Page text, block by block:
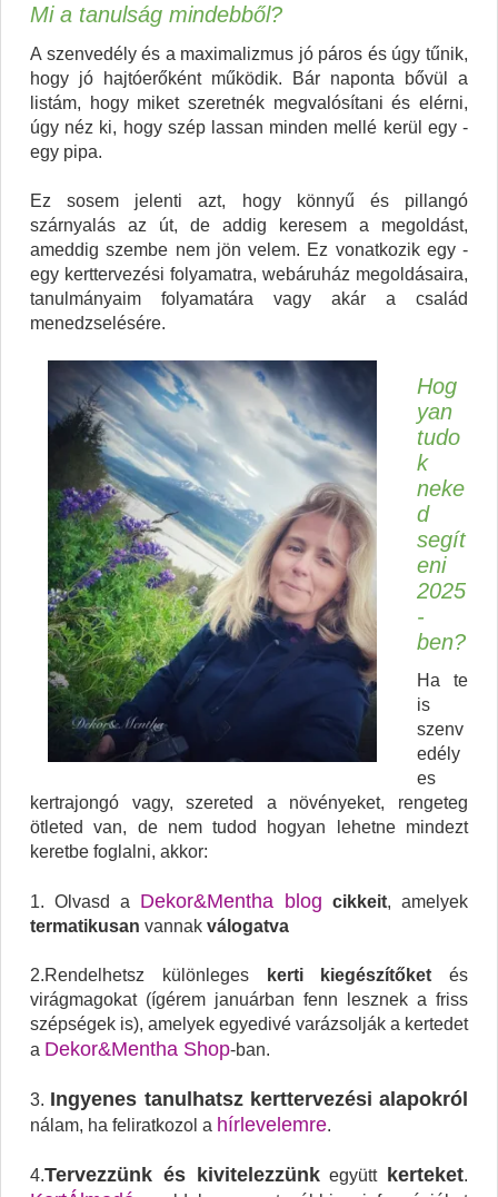
Mi a tanulság mindebből?
A szenvedély és a maximalizmus jó páros és úgy tűnik,
hogy jó hajtóerőként működik. Bár naponta bővül a
listám, hogy miket szeretnék megvalósítani és elérni,
úgy néz ki, hogy szép lassan minden mellé kerül egy -
egy pipa.
Ez sosem jelenti azt, hogy könnyű és pillangó
szárnyalás az út, de addig keresem a megoldást,
ameddig szembe nem jön velem. Ez vonatkozik egy -
egy kerttervezési folyamatra, webáruház megoldásaira,
tanulmányaim folyamatára vagy akár a család
menedzselésére.
Hog
yan
tudo
k
neke
d
segít
eni
2025
-
ben?
Ha te
is
szenv
edély
es
kertrajongó vagy, szereted a növényeket, rengeteg
ötleted van, de nem tudod hogyan lehetne mindezt
keretbe foglalni, akkor:
1. Olvasd a Dekor&Mentha blog cikkeit, amelyek
termatikusan vannak válogatva
2.Rendelhetsz különleges kerti kiegészítőket és
virágmagokat (ígérem januárban fenn lesznek a friss
szépségek is), amelyek egyedivé varázsolják a kertedet
a Dekor&Mentha Shop-ban.
3. Ingyenes tanulhatsz kerttervezési alapokról
nálam, ha feliratkozol a hírlevelemre.
4.Tervezzünk és kivitelezzünkegyütt kerteket.